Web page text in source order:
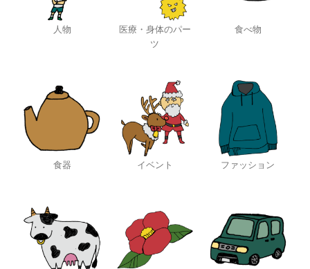
人物
医療・身体のパー
ツ
食べ物
食器 イベント ファッション